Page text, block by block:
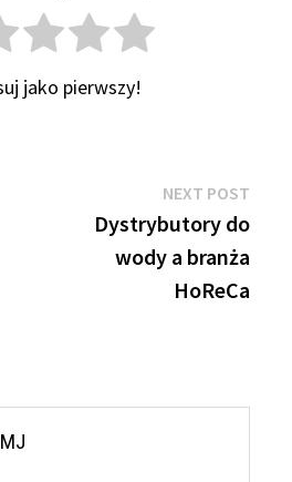
jako pierwszy!
NEXT POSTNext
post:
Dystrybutory do
wody a branża
HoReCa
MJ